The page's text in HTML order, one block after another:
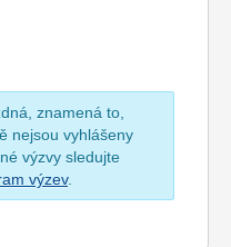
znamená to,
nejsou vyhlášeny
výzvy sledujte
výzev.